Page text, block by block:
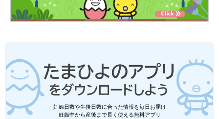
妊娠日数や生後日数に合った情報を毎日お届け
妊娠中から産後まで長く使える無料アプリ